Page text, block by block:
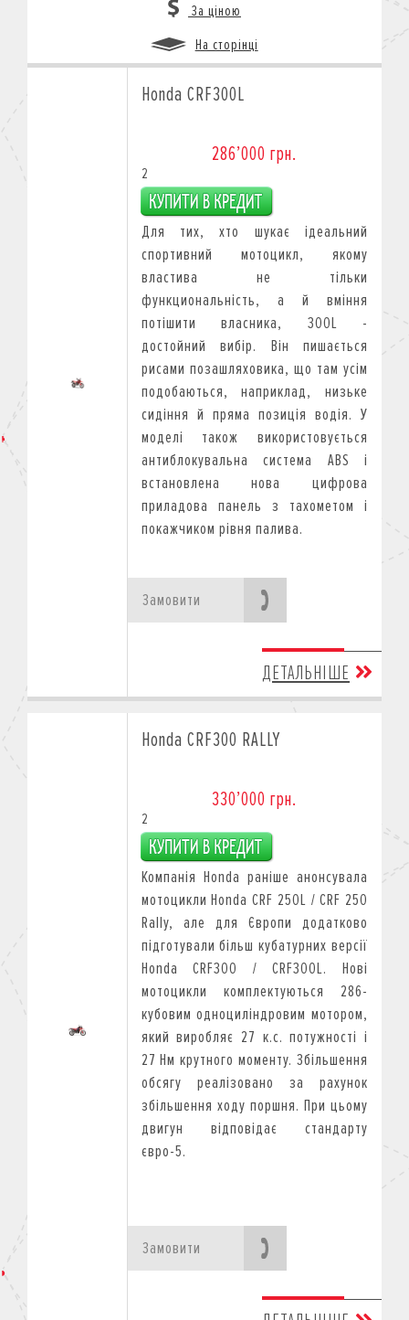
За ціною
На сторінці
Honda CRF300L
286’000 грн.
2
Для тих, хто шукає ідеальний
спортивний мотоцикл, якому
властива не тільки
функциональність, а й вміння
потішити власника, 300L -
достойний вибір. Він пишається
рисами позашляховика, що там усім
подобаються, наприклад, низьке
сидіння й пряма позиція водія. У
моделі також використовується
антиблокувальна система ABS і
встановлена нова цифрова
приладова панель з тахометом і
покажчиком рівня палива.
Замовити
ДЕТАЛЬНІШЕ
Honda CRF300 RALLY
330’000 грн.
2
Компанія Honda раніше анонсувала
мотоцикли Honda CRF 250L / CRF 250
Rally, але для Європи додатково
підготували більш кубатурних версії
Honda CRF300 / CRF300L. Нові
мотоцикли комплектуються 286-
кубовим одноциліндровим мотором,
який виробляє 27 к.с. потужності і
27 Нм крутного моменту. Збільшення
обсягу реалізовано за рахунок
збільшення ходу поршня. При цьому
двигун відповідає стандарту
євро-5.
Замовити